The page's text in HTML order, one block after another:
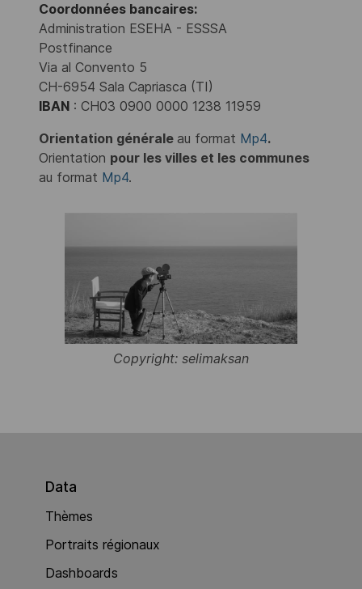
Coordonnées bancaires:
Administration ESEHA - ESSSA
Postfinance
Via al Convento 5
CH-6954 Sala Capriasca (TI)
IBAN : CH03 0900 0000 1238 11959
Orientation générale au format Mp4.
Orientation pour les villes et les communes
au format Mp4.
Copyright: selimaksan
Data
Thèmes
Portraits régionaux
Dashboards